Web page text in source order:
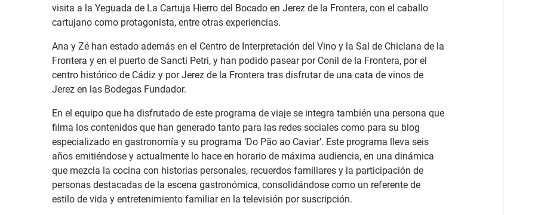
visita a la Yeguada de La Cartuja Hierro del Bocado en Jerez de la Frontera, con el caballo
cartujano como protagonista, entre otras experiencias.
Ana y Zé han estado además en el Centro de Interpretación del Vino y la Sal de Chiclana de la
Frontera y en el puerto de Sancti Petri, y han podido pasear por Conil de la Frontera, por el
centro histórico de Cádiz y por Jerez de la Frontera tras disfrutar de una cata de vinos de
Jerez en las Bodegas Fundador.
En el equipo que ha disfrutado de este programa de viaje se integra también una persona que
filma los contenidos que han generado tanto para las redes sociales como para su blog
especializado en gastronomía y su programa ‘Do Pão ao Caviar’. Este programa lleva seis
años emitiéndose y actualmente lo hace en horario de máxima audiencia, en una dinámica
que mezcla la cocina con historias personales, recuerdos familiares y la participación de
personas destacadas de la escena gastronómica, consolidándose como un referente de
estilo de vida y entretenimiento familiar en la televisión por suscripción.